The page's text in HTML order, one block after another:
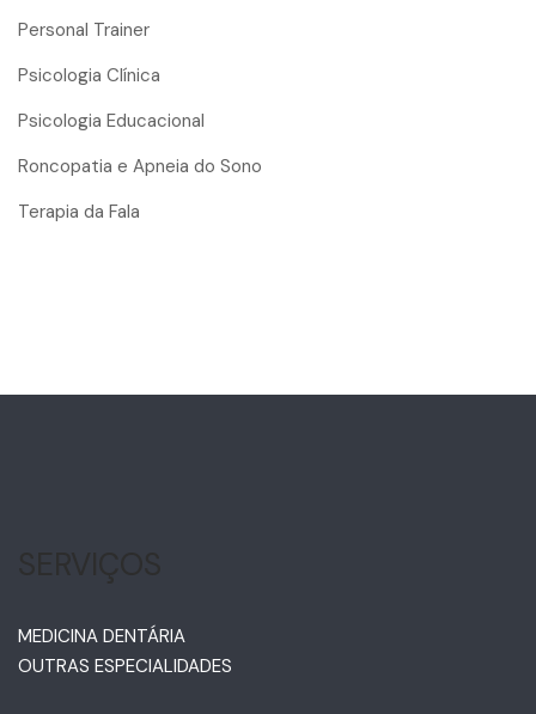
Personal Trainer
Psicologia Clínica
Psicologia Educacional
Roncopatia e Apneia do Sono
Terapia da Fala
MEDICINA DENTÁRIA
OUTRAS ESPECIALIDADES